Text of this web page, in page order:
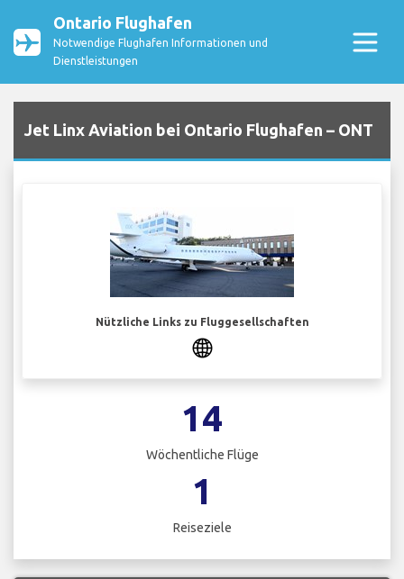
Ontario Flughafen
Notwendige Flughafen Informationen und
Dienstleistungen
Jet Linx Aviation bei Ontario Flughafen – ONT
Nützliche Links zu Fluggesellschaften
14
Wöchentliche Flüge
1
Reiseziele